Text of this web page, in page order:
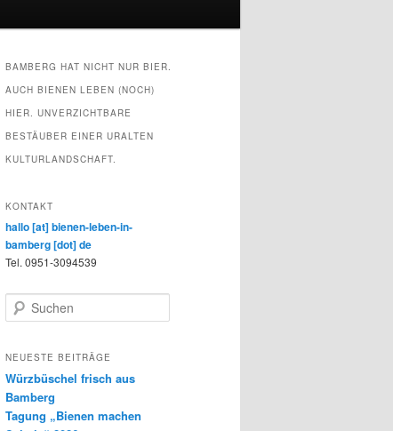
BAMBERG HAT NICHT NUR BIER.
AUCH BIENEN LEBEN (NOCH)
HIER. UNVERZICHTBARE
BESTÄUBER EINER URALTEN
KULTURLANDSCHAFT.
KONTAKT
hallo [at] bienen-leben-in-
bamberg [dot] de
Tel. 0951-3094539
u
h
n
NEUESTE BEITRÄGE
Würzbüschel frisch aus
Bamberg
Tagung „Bienen machen